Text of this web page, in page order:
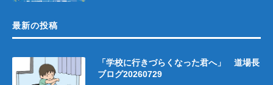
最新の投稿
「学校に行きづらくなった君へ」 道場長
ブログ20260729